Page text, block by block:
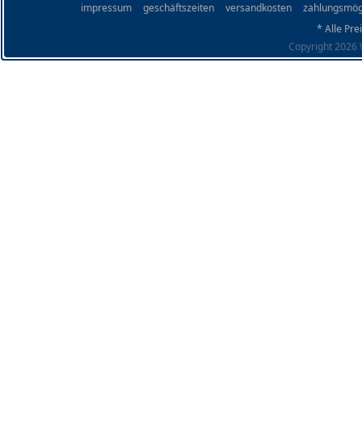
impressum geschäftszeiten versandkosten
* Alle
Copyright 2026